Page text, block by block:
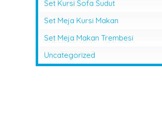
Set Kursi Sofa Sudut
Set Meja Kursi Makan
Set Meja Makan Trembesi
Uncategorized